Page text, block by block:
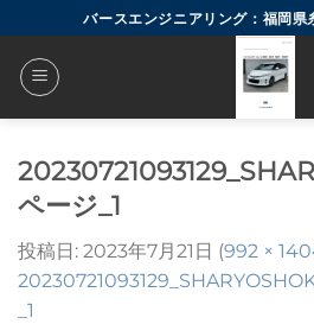
to
content
バースエンジニアリング：福岡県
ページ_1
投稿日: 2023年7月21日 (992 ×
_1